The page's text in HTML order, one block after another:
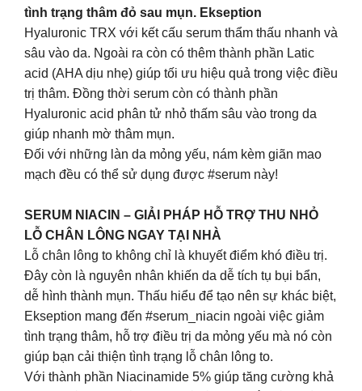
tình trạng thâm đỏ sau mụn. Ekseption
Hyaluronic TRX với kết cấu serum thẩm thấu nhanh và
sâu vào da. Ngoài ra còn có thêm thành phần Latic
acid (AHA dịu nhẹ) giúp tối ưu hiệu quả trong việc điều
trị thâm. Đồng thời serum còn có thành phần
Hyaluronic acid phân tử nhỏ thấm sâu vào trong da
giúp nhanh mờ thâm mụn.
Đối với những làn da mỏng yếu, nám kèm giãn mao
mạch đều có thể sử dụng được #serum này!
SERUM NIACIN – GIẢI PHÁP HỖ TRỢ THU NHỎ
LỖ CHÂN LÔNG NGAY TẠI NHÀ
Lỗ chân lông to không chỉ là khuyết điểm khó điều trị.
Đây còn là nguyên nhân khiến da dễ tích tụ bụi bẩn,
dễ hình thành mụn. Thấu hiểu để tạo nên sự khác biệt,
Ekseption mang đến #serum_niacin ngoài việc giảm
tình trạng thâm, hỗ trợ điều trị da mỏng yếu mà nó còn
giúp bạn cải thiện tình trạng lỗ chân lông to.
Với thành phần Niacinamide 5% giúp tăng cường khả